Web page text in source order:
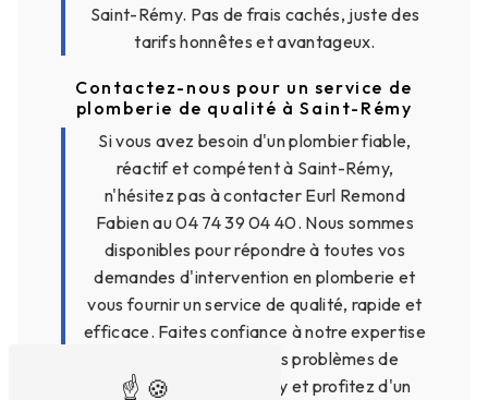
Saint-Rémy. Pas de frais cachés, juste des
tarifs honnêtes et avantageux.
Contactez-nous pour un service de
plomberie de qualité à Saint-Rémy
Si vous avez besoin d'un plombier fiable,
réactif et compétent à Saint-Rémy,
n'hésitez pas à contacter Eurl Remond
Fabien au 04 74 39 04 40. Nous sommes
disponibles pour répondre à toutes vos
demandes d'intervention en plomberie et
vous fournir un service de qualité, rapide et
efficace. Faites confiance à notre expertise
pour résoudre tous vos problèmes de
plomberie à Saint-Rémy et profitez d'un